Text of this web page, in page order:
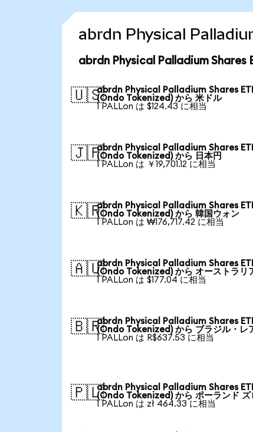
abrdn Physical
abrdn Physical Palladium Shares
🇺🇸abrdn Physical Palladium Shares
(Ondo Tokenized) から 米ドル
1 PALLon は $124.43 に相当
🇯🇵abrdn Physical Palladium Shares
(Ondo Tokenized) から 日本円
1 PALLon は ￥19,701.12 に相当
🇰🇷abrdn Physical Palladium Shares
(Ondo Tokenized) から 韓国ウォン
1 PALLon は ₩176,717.42 に相当
🇦🇺abrdn Physical Palladium Shares
(Ondo Tokenized) から オーストラリ
1 PALLon は $177.04 に相当
🇧🇷abrdn Physical Palladium Shares
(Ondo Tokenized) から ブラジル・レ
1 PALLon は R$637.53 に相当
🇵🇱abrdn Physical Palladium Shares
(Ondo Tokenized) から ポーランド ズ
1 PALLon は zł 464.33 に相当